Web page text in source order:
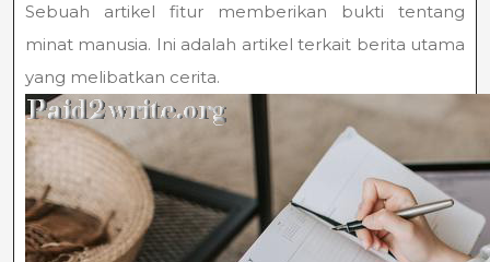
Sebuah artikel fitur memberikan bukti tentang
minat manusia. Ini adalah artikel terkait berita utama
yang melibatkan cerita.